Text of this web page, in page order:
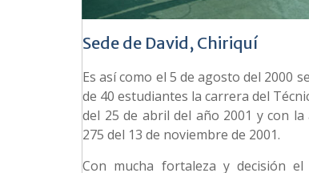
Sede de David, Chiriquí
Es así como el 5 de agosto del 2000
de 40 estudiantes la carrera del
del 25 de abril del año 2001 y con
275 del 13 de noviembre de 2001.
Con mucha fortaleza y decisión